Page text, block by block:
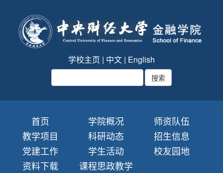
学校主页 | 中文 | English
首页 学院概况
师资队伍
教学项目
科研动态
招生信息
党建工作
学生活动
校友园地
资料下载
课程思政教学